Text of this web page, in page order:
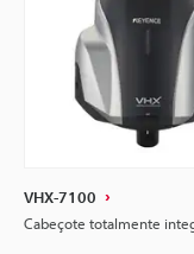
VHX-7100
Cabeçote totalmente